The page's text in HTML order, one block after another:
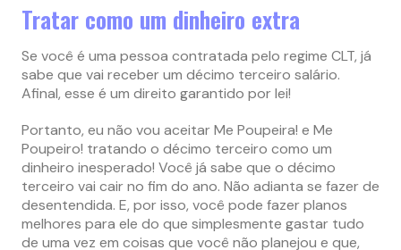
Tratar como um dinheiro extra
Se você é uma pessoa contratada pelo regime CLT, já
sabe que vai receber um décimo terceiro salário.
Afinal, esse é um direito garantido por lei!
Portanto, eu não vou aceitar Me Poupeira! e Me
Poupeiro! tratando o décimo terceiro como um
dinheiro inesperado! Você já sabe que o décimo
terceiro vai cair no fim do ano. Não adianta se fazer de
desentendida. E, por isso, você pode fazer planos
melhores para ele do que simplesmente gastar tudo
de uma vez em coisas que você não planejou e que,